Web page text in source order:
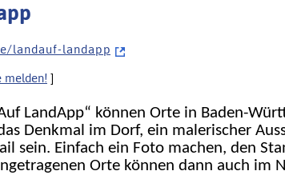
/ l a n d a u f - l a n d a p p
melden! ]
LandApp“ können Orte in Baden-
Denkmal im Dorf, ein malerischer
sein. Einfach ein Foto machen, den
Orte können dann auch im